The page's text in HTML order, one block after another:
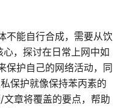
不能自行合成，需要从饮
，探讨在日常上网中如
保护自己的网络活动，同
保护就像保持苯丙素的
章将覆盖的要点，帮助